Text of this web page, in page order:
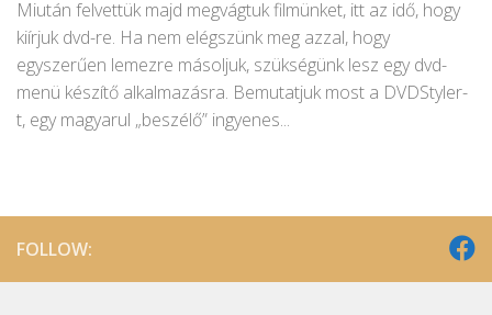
Miután felvettük majd megvágtuk filmünket, itt az idő, hogy
kiírjuk dvd-re. Ha nem elégszünk meg azzal, hogy
egyszerűen lemezre másoljuk, szükségünk lesz egy dvd-
menü készítő alkalmazásra. Bemutatjuk most a DVDStyler-
t, egy magyarul „beszélő” ingyenes...
FOLLOW: